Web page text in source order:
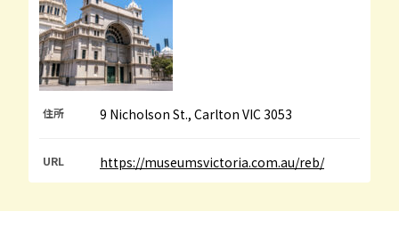
住所 9 Nicholson St., Carlton VIC 3053
URL https://museumsvictoria.com.au/reb/